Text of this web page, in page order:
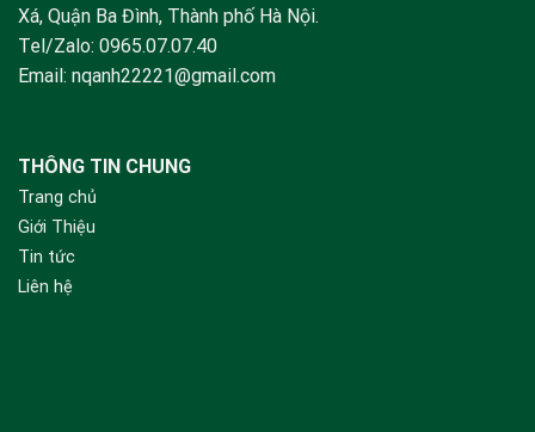
Xá, Quận Ba Đình, Thành phố Hà Nội.
Tel/Zalo: 0965.07.07.40
Email: nqanh22221@gmail.com
THÔNG TIN CHUNG
Trang chủ
Giới Thiệu
Tin tức
Liên hệ